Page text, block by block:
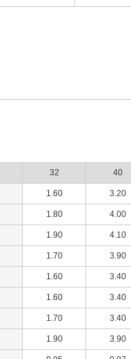
32 40
1.60 3.20
1.80 4.00
1.90 4.10
1.70 3.90
1.60 3.40
1.60 3.40
1.70 3.40
1.90 3.90